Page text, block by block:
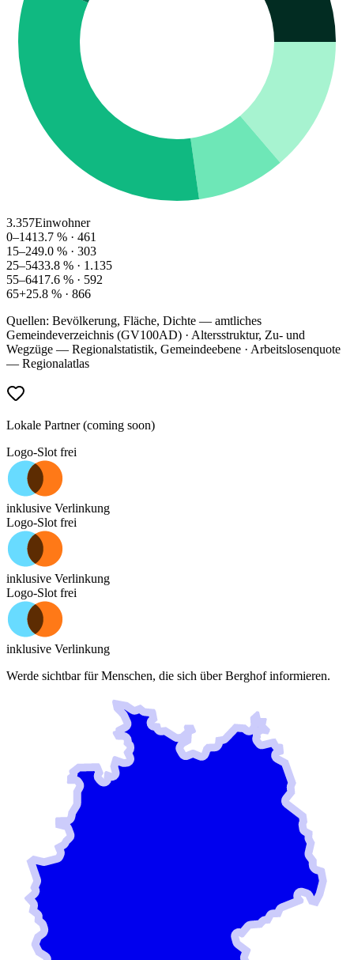
3.357Einwohner
0–1413.7 % · 461
15–249.0 % · 303
25–5433.8 % · 1.135
55–6417.6 % · 592
65+25.8 % · 866
Quellen: Bevölkerung, Fläche, Dichte — amtliches
Gemeindeverzeichnis (GV100AD) · Altersstruktur, Zu- und
Wegzüge — Regionalstatistik, Gemeindeebene · Arbeitslosenquote
— Regionalatlas
Lokale Partner (coming soon)
Logo-Slot frei
inklusive Verlinkung
Logo-Slot frei
inklusive Verlinkung
Logo-Slot frei
inklusive Verlinkung
Werde sichtbar für Menschen, die sich überBerghofinformieren.